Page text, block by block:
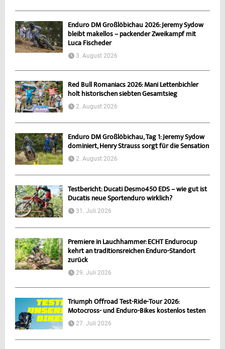
Enduro DM Großlöbichau 2026: Jeremy Sydow
bleibt makellos – packender Zweikampf mit
Luca Fischeder
3. August 2026
Red Bull Romaniacs 2026: Mani Lettenbichler
holt historischen siebten Gesamtsieg
2. August 2026
Enduro DM Großlöbichau, Tag 1: Jeremy Sydow
dominiert, Henry Strauss sorgt für die Sensation
2. August 2026
Testbericht: Ducati Desmo450 EDS – wie gut ist
Ducatis neue Sportenduro wirklich?
31. Juli 2026
Premiere in Lauchhammer: ECHT Endurocup
kehrt an traditionsreichen Enduro-Standort
zurück
29. Juli 2026
Triumph Offroad Test-Ride-Tour 2026:
Motocross- und Enduro-Bikes kostenlos testen
27. Juli 2026